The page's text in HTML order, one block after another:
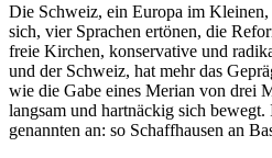
Die Schweiz, ein Europa im Kleinen,
sich, vier Sprachen ertönen, die
freie Kirchen, konservative und
und der Schweiz, hat mehr das
wie die Gabe eines Merian von drei
langsam und hartnäckig sich
genannten an: so Schaffhausen an